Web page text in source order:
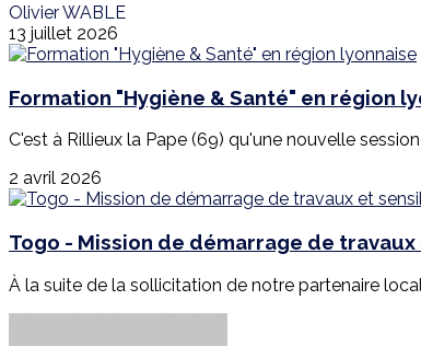
Olivier WABLE
13 juillet 2026
Formation "Hygiène & Santé" en région
C'est à Rillieux la Pape (69) qu'une nouvelle
2 avril 2026
Togo - Mission de démarrage de
À la suite de la sollicitation de notre partenaire